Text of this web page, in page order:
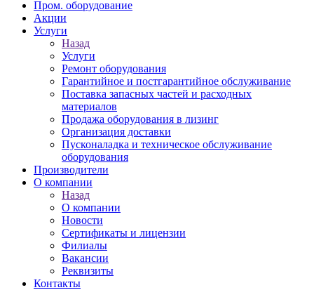
Пром. оборудование
Акции
Услуги
Назад
Услуги
Ремонт оборудования
Гарантийное и постгарантийное обслуживание
Поставка запасных частей и расходных
материалов
Продажа оборудования в лизинг
Организация доставки
Пусконаладка и техническое обслуживание
оборудования
Производители
О компании
Назад
О компании
Новости
Сертификаты и лицензии
Филиалы
Вакансии
Реквизиты
Контакты